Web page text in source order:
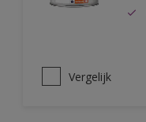
Vergelijk